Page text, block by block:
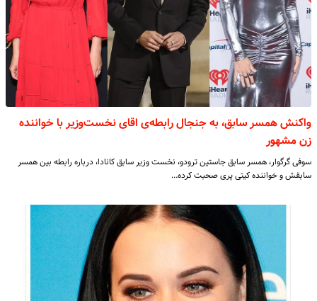
واکنش همسر سابق، به جنجال رابطه‌ی اقای نخست‌وزیر با خواننده
زن مشهور
سوفی گرگوار، همسر سابق جاستین ترودو، نخست وزیر سابق کانادا، درباره رابطه بین همسر
سابقش و خواننده کیتی پری صحبت کرده…